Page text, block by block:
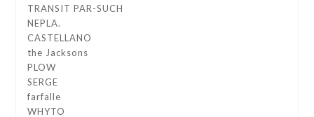
TRANSIT PAR-SUCH
NEPLA.
CASTELLANO
the Jacksons
PLOW
SERGE
farfalle
WHYTO